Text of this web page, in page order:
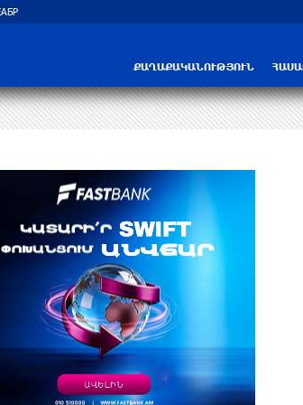
ՔԱՂԱՔԱԿԱՆՈՒԹՅՈՒՆ